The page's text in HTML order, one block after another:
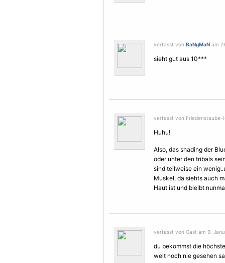
verfasst von BaNgMaN am
sieht gut aus 10***
verfasst von Friedenstaube-
Huhu!
Also, das shading der
oder unter den tribals
sind teilweise ein
Muskel, da siehts auch
Haut ist und bleibt
verfasst von Gast am 9.
du bekommst die
welt noch nie gesehen